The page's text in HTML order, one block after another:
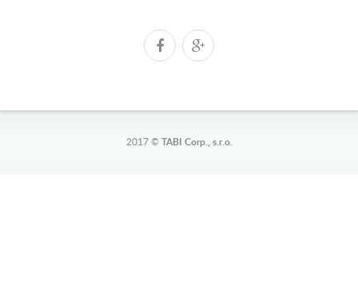
2017 © TABI Corp., s.r.o.